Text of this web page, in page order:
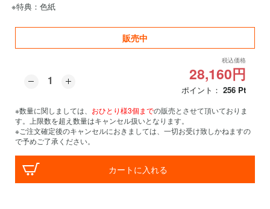
※特典：色紙
販売中
税込価格
28,160円
ポイント： 256 Pt
※数量に関しましては、 おひとり様3個までの販売とさせて頂いておりま
す。上限数を超え数量はキャンセル扱いとなります。
※ご注文確定後のキャンセルにおきましては、一切お受け致しかねますの
で予めご了承ください。
カートに入れる